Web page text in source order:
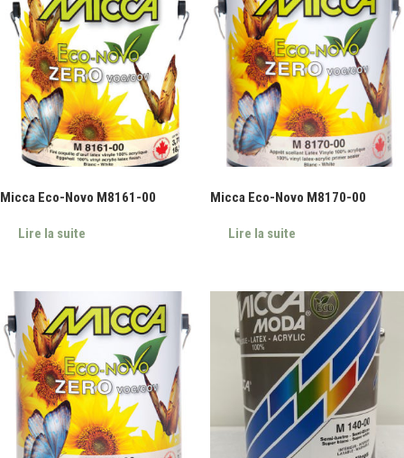
Micca Eco-Novo M8161-00
Lire la suite
Micca Eco-Novo M8170-00
Lire la suite